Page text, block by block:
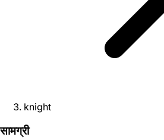
knight
सामग्री